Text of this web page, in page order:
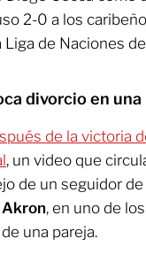
2-0 a los
de Naciones
divorcio en una
de la victoria
, un video que
de un seguidor de
Akron, en uno de
una pareja.